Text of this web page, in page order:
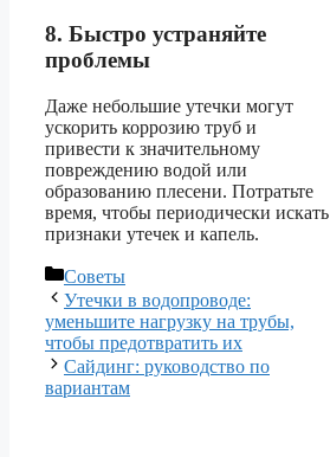
8. Быстро устраняйте
проблемы
Даже небольшие утечки могут
ускорить коррозию труб и
привести к значительному
повреждению водой или
образованию плесени. Потратьте
время, чтобы периодически искать
признаки утечек и капель.
Рубрики
Советы
Утечки в водопроводе:
уменьшите нагрузку на трубы,
чтобы предотвратить их
Сайдинг: руководство по
вариантам